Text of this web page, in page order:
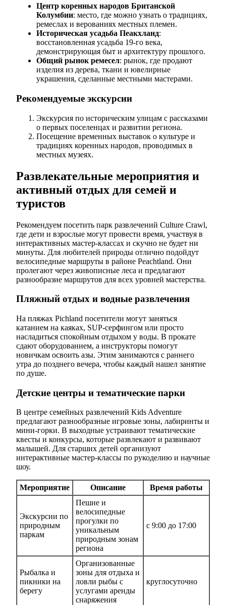
Центр коренных народов Британской
Колумбии: место, где можно узнать о традициях,
ремеслах и верованиях местных племен.
Историческая усадьба Пеакхланд:
восстановленная усадьба 19-го века,
демонстрирующая быт и архитектуру прошлого.
Общий рынок ремесел: рынок, где продают
изделия из дерева, ткани и ювелирные
украшения, сделанные местными мастерами.
Рекомендуемые экскурсии
Экскурсия по историческим улицам с рассказами
о первых поселенцах и развитии региона.
Посещение временных выставок о культуре и
традициях коренных народов, проводимых в
местных музеях.
Развлекательные мероприятия и
активный отдых для семей и
туристов
Рекомендуем посетить парк развлечений Culture Crawl,
где дети и взрослые могут провести время, участвуя в
интерактивных мастер-классах и скучно не будет ни
минуты. Для любителей природы отлично подойдут
велосипедные маршруты в районе Peachtland. Они
пролегают через живописные леса и предлагают
разнообразие маршрутов для всех уровней мастерства.
Пляжный отдых и водные развлечения
На пляжах Pichland посетители могут заняться
катанием на каяках, SUP-серфингом или просто
насладиться спокойным отдыхом у воды. В прокате
сдают оборудованием, а инструкторы помогут
новичкам освоить азы. Этим занимаются с раннего
утра до позднего вечера, чтобы каждый нашел занятие
по душе.
Детские центры и тематические парки
В центре семейных развлечений Kids Adventure
предлагают разнообразные игровые зоны, лабиринты и
мини-горки. В выходные устраивают тематические
квесты и конкурсы, которые развлекают и развивают
малышей. Для старших детей организуют
интерактивные мастер-классы по рукоделию и научные
шоу.
Мероприятие Описание Время работы
Экскурсии по
природным
паркам
Пешие и
велосипедные
прогулки по
уникальным
природным зонам
региона
с 9:00 до 17:00
Рыбалка и
пикники на
берегу
Организованные
зоны для отдыха и
ловли рыбы с
услугами аренды
снаряжения
круглосуточно